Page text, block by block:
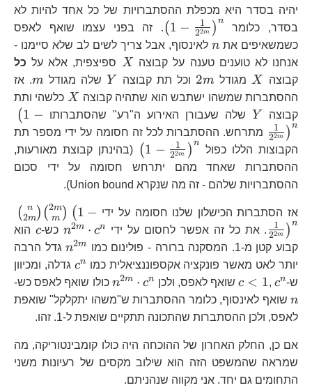
יהיה בסדר היא מכפלת ההסתברויות של כל אחד להיות לא
בסדר, כלומר\left(1-\frac{1}
{2^{2m}}\right)^{n}
(1 − 22m
1 ) n
. זה בפני עצמו שואף לאפס
כשמשאיפים את
n n לאינסוף, אבל צריך לשים לב שלא סיימנו -
אנחנו לא טוענים טענה על קבוצה
X
X ספיצפית, אלא על כל
קבוצה
X X מגודל 2m 2m וכל תת קבוצה Y
Y שלה מגודל m
m. אז
ההסתברות שמשהו ישתבש הוא שתהיה קבוצה
X
X כלשהי ותת
קבוצה
Y Y שלה שעבורן האירוע ה"רע" שהסתברותו (1 −
22m
1 ) n
מתרחש. ההסתברות לכל זה חסומה על ידי מספר תת
הקבוצות הללו כפול
\left(1-\frac{1}
{2^{2m}}\right)^{n}
(1 − 22m
1 ) n
(בהינתן קבוצת מאורעות,
ההסתברות שאחד מהם יתרחש חסומה על ידי סכום
ההסתברויות שלהם - זה מה שנקרא Union bound).
אז הסתברות הכישלון שלנו חסומה על ידי{n
(2m
n ) ( m
2m) (1 −
22m
1 ) n
. את כל זה אפשר לחסום על ידי
c^{n}
n2m ⋅ cn כש- c
c הוא
קבוע קטן מ-1. המסקנה ברורה - פולינום כמו
n^{2m}
n2m
גדל הרבה
יותר לאט מאשר פונקציה אקספוננציאלית כמו
c^{n}
cn
גדלה, ומכיוון
ש-
c<1 c < 1,
c^{n} cn שואף לאפס, ולכןn^{2m}\cdot
c^{n}
n2m ⋅ cn כולו שואף לאפס כש-
n שואף לאינסוף, כלומר ההסתברות ש"משהו יתקלקל" שואפת
לאפס, ולכן ההסתברות שהתכונה תתקיים שואפת ל-1. זהו.
אם כן, החלק האחרון של ההוכחה היה כולו קומבינטוריקה, מה
שמראה שהמשפט הזה הוא שילוב מקסים של רעיונות משני
התחומים גם יחד. אני מקווה שנהניתם.